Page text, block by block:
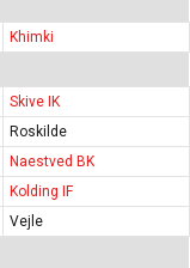
Khimki
Skive IK
Roskilde
Naestved BK
Kolding IF
Vejle